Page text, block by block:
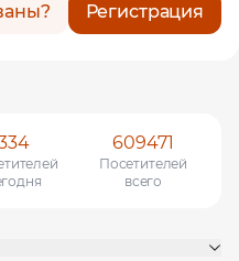
Регистрация
609471
Посетителей
всего